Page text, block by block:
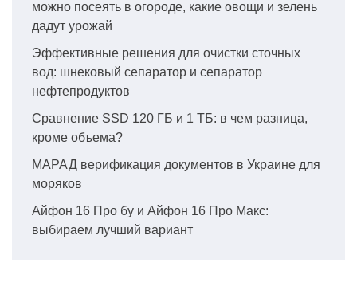
можно посеять в огороде, какие овощи и зелень
дадут урожай
Эффективные решения для очистки сточных
вод: шнековый сепаратор и сепаратор
нефтепродуктов
Сравнение SSD 120 ГБ и 1 ТБ: в чем разница,
кроме объема?
МАРАД верификация документов в Украине для
моряков
Айфон 16 Про бу и Айфон 16 Про Макс:
выбираем лучший вариант